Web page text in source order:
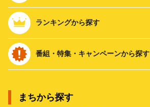
ランキングから探す
番組・特集・キャンペーンから探す
まちから探す